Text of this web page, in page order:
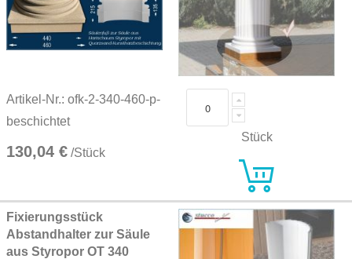
Artikel-Nr.: ofk-2-340-460-p-
beschichtet
130,04 € /Stück
Stück
Fixierungsstück
Abstandhalter zur Säule
aus Styropor OT 340